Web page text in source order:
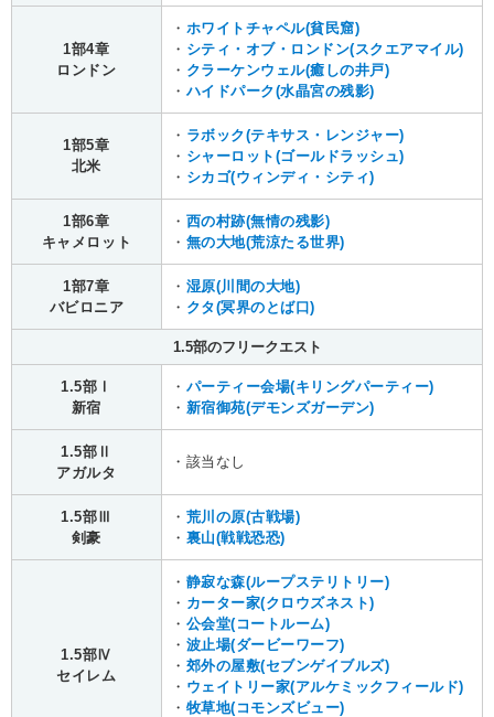
1部4章
ロンドン
・ ホワイトチャペル(貧民窟)
・ シティ・オブ・ロンドン(スクエアマイル)
・ クラーケンウェル(癒しの井戸)
・ ハイドパーク(水晶宮の残影)
1部5章
北米
・ ラボック(テキサス・レンジャー)
・ シャーロット(ゴールドラッシュ)
・ シカゴ(ウィンディ・シティ)
1部6章
キャメロット
・ 西の村跡(無情の残影)
・ 無の大地(荒涼たる世界)
1部7章
バビロニア
・ 湿原(川間の大地)
・ クタ(冥界のとば口)
1.5部のフリークエスト
1.5部Ⅰ
新宿
・ パーティー会場(キリングパーティー)
・ 新宿御苑(デモンズガーデン)
1.5部Ⅱ
アガルタ
・該当なし
1.5部Ⅲ
剣豪
・ 荒川の原(古戦場)
・ 裏山(戦戦恐恐)
1.5部Ⅳ
セイレム
・ 静寂な森(ループステリトリー)
・ カーター家(クロウズネスト)
・ 公会堂(コートルーム)
・ 波止場(ダービーワーフ)
・ 郊外の屋敷(セブンゲイブルズ)
・ ウェイトリー家(アルケミックフィールド)
・ 牧草地(コモンズビュー)